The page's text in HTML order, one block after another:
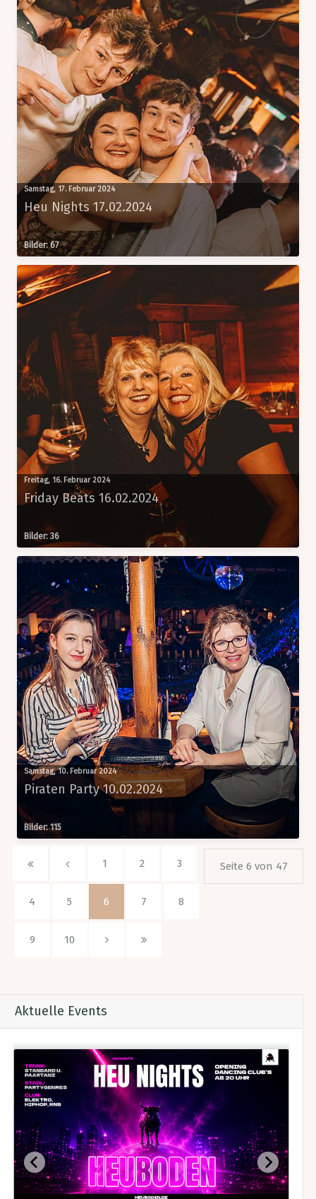
Samstag, 17. Februar 2024
Heu Nights 17.02.2024
Bilder: 67
Freitag, 16. Februar 2024
Friday Beats 16.02.2024
Bilder: 36
Samstag, 10. Februar 2024
Piraten Party 10.02.2024
Bilder: 115
Seite 6 von 47
1 2 3
4 5 6 7 8
9 10
Aktuelle Events